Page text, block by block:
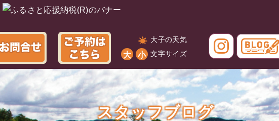
大子の天気
文字サイズ
小
大
スタッフブログ